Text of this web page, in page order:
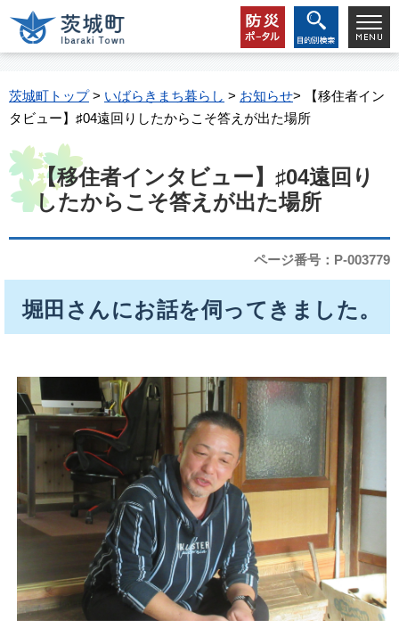
茨城町トップ> いばらきまち暮らし > お知らせ> 【移住者イン
タビュー】♯04遠回りしたからこそ答えが出た場所
【移住者インタビュー】♯04遠回り
したからこそ答えが出た場所
ページ番号：P-003779
堀田さんにお話を伺ってきました。